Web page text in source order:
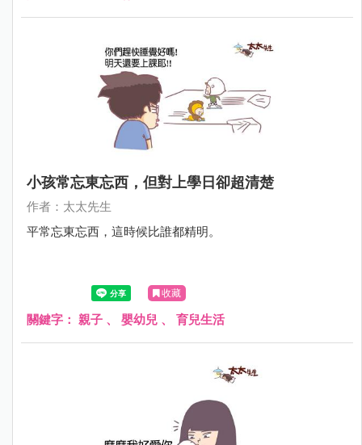
小孩常忘東忘西，但對上學日卻超清楚
作者：太太先生
平常忘東忘西，這時候比誰都精明。
收藏
關鍵字： 親子 、 嬰幼兒 、 育兒生活